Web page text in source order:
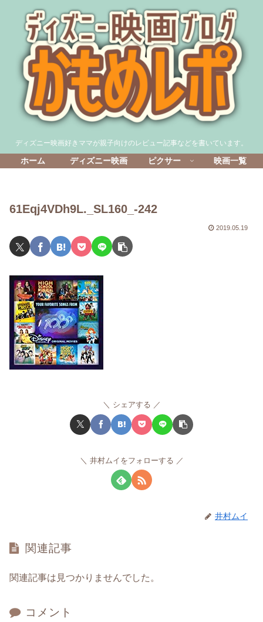
ディズニー映画好きママが親子向けのレビュー記事などを書いています。
ホーム ディズニー映画 ピクサー 映画一覧
61Eqj4VDh9L._SL160_-242
2019.05.19
シェアする
井村ムイをフォローする
井村ムイ
関連記事
関連記事は見つかりませんでした。
コメント